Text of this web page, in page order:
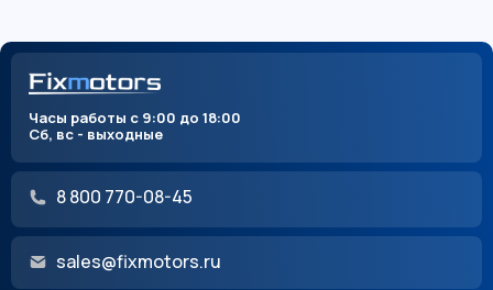
Часы работы с 9:00 до 18:00
Сб, вс - выходные
8 800 770-08-45
sales@fixmotors.ru